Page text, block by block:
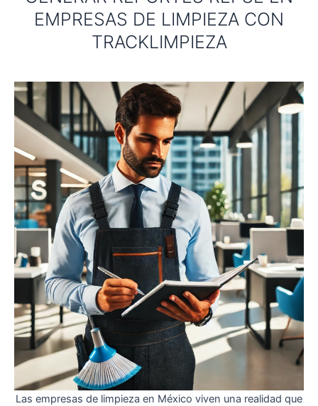
EMPRESAS DE LIMPIEZA CON
TRACKLIMPIEZA
Las empresas de limpieza en México viven una realidad que